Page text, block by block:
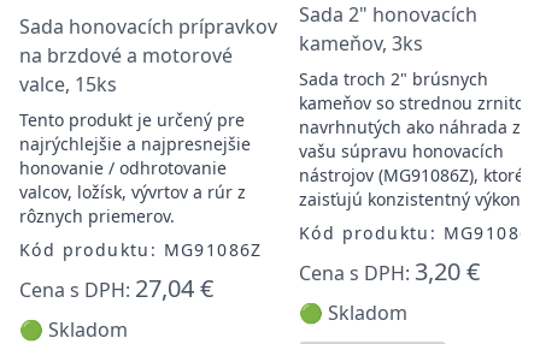
Sada honovacích prípravkov
na brzdové a motorové
valce, 15ks
Tento produkt je určený pre
najrýchlejšie a najpresnejšie
honovanie / odhrotovanie
valcov, ložísk, vývrtov a rúr z
rôznych priemerov.
Kód produktu: MG91086Z
Cena s DPH: 27,04 €
🟢 Skladom
Sada 2" honovacích
kameňov, 3ks
Sada troch 2" brúsnych
kameňov so strednou
navrhnutých ako náhrada za
vašu súpravu honovacích
nástrojov (MG91086Z), ktoré
zaisťujú konzistentný výkon.
Kód produktu:
Cena s DPH: 3,20 €
🟢 Skladom